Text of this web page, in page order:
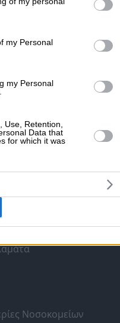
my Personal
my Personal
Use, Retention,
Data that
for which it was
Οδυσσέας Α.)
& Κλειδαριές
Νοσοκομείων